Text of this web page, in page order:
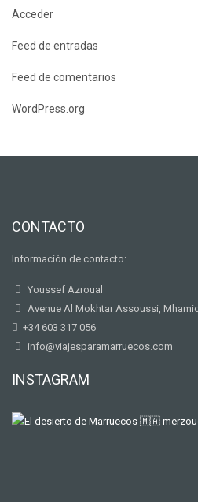
Acceder
Feed de entradas
Feed de comentarios
WordPress.org
CONTACTO
Información de contacto:
Youssef Azroual
Avenue Al Mokhtar Assoussi,
+34 603 317 056
info@viajesparamarruecos.com
INSTAGRAM